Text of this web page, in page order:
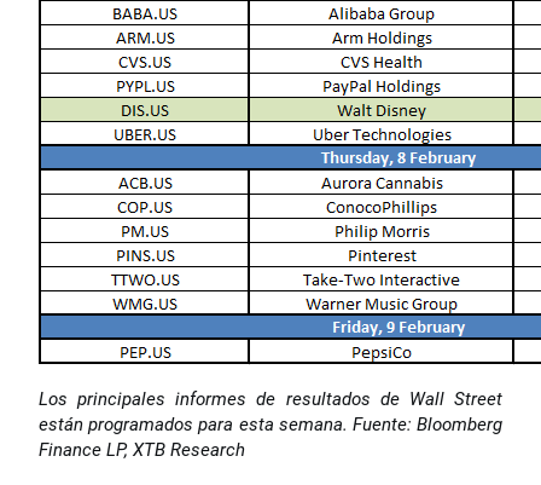
Los principales informes de resultados de Wall Street
están programados para esta semana. Fuente: Bloomberg
Finance LP, XTB Research